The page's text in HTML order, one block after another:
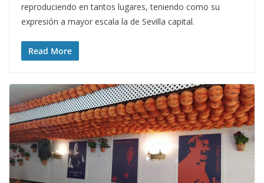
reproduciendo en tantos lugares, teniendo como su
expresión a mayor escala la de Sevilla capital.
Read More